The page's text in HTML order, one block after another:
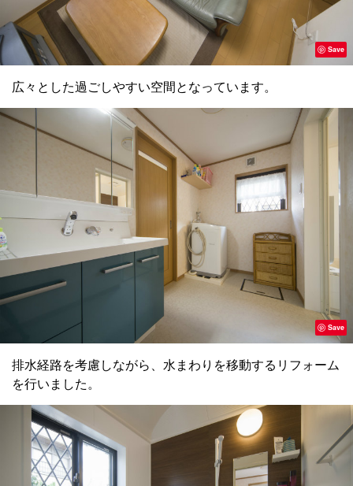
Save
広々とした過ごしやすい空間となっています。
Save
排水経路を考慮しながら、水まわりを移動するリフォーム
を行いました。